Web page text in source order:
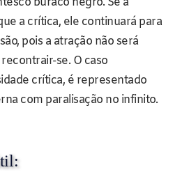
a crítica, ele continuará para
pois a atração não será
se. O caso
crítica, é representado
com paralisação no infinito.